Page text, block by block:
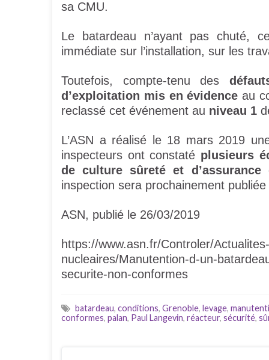
sa CMU.
Le batardeau n’ayant pas chuté,
immédiate sur l’installation, sur les
Toutefois, compte-tenu des
d’exploitation mis en évidence au
reclassé cet événement au niveau 1
L’ASN a réalisé le 18 mars 2019
inspecteurs ont constaté plusieurs
de culture sûreté et
inspection sera prochainement
ASN, publié le 26/03/2019
https://www.asn.fr/Controler/
nucleaires/Manutention-d-un-
securite-non-conformes
batardeau, conditions, Grenoble, levage,
conformes, palan, Paul Langevin, réacteur, sécurité,